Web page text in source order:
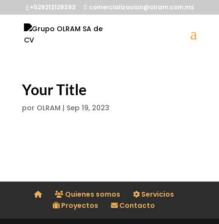
+529212129393 comercializacion@olram.com.mx
Your Title
por OLRAM | Sep 19, 2023
Quienes somos
Servicios
Proyectos
Contacto